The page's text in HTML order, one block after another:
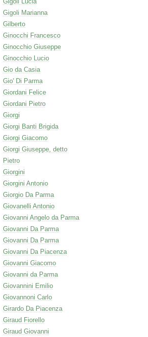
Gigoli Marianna
Gilberto
Ginocchi Francesco
Ginocchio Giuseppe
Ginocchio Lucio
Gio da Casia
Gio' Di Parma
Giordani Felice
Giordani Pietro
Giorgi
Giorgi Banti Brigida
Giorgi Giacomo
Giorgi Giuseppe, detto
Pietro
Giorgini
Giorgini Antonio
Giorgio Da Parma
Giovanelli Antonio
Giovanni Angelo da Parma
Giovanni Da Parma
Giovanni Da Parma
Giovanni Da Piacenza
Giovanni Giacomo
Giovanni da Parma
Giovannini Emilio
Giovannoni Carlo
Girardo Da Piacenza
Giraud Fiorello
Giraud Giovanni